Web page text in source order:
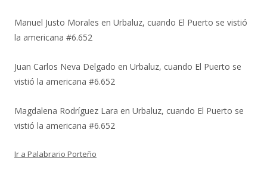
Manuel Justo Morales en Urbaluz, cuando El Puerto se vistió
la americana #6.652
Juan Carlos Neva Delgado en Urbaluz, cuando El Puerto se
vistió la americana #6.652
Magdalena Rodríguez Lara en Urbaluz, cuando El Puerto se
vistió la americana #6.652
Ir a Palabrario Porteño